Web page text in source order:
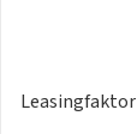
Leasingfaktor